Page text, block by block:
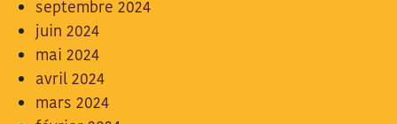
septembre 2024
juin 2024
mai 2024
avril 2024
mars 2024